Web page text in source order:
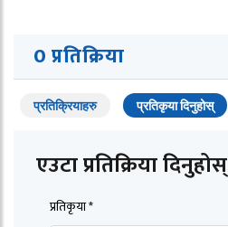
0 प्रतिक्रिया
प्रतिक्रियाहरु प्रतिकृया दिनुहोस्
एउटा प्रतिक्रिया दिनुहोस्
प्रतिकृया *